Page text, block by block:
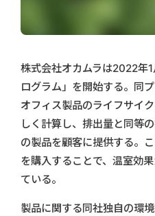
株式会社オカムラは2022年
ログラム」を開始する。同
オフィス製品のライフサイ
しく計算し、排出量と同等
の製品を顧客に提供する。
を購入することで、温室効
ている。
製品に関する同社独自の環